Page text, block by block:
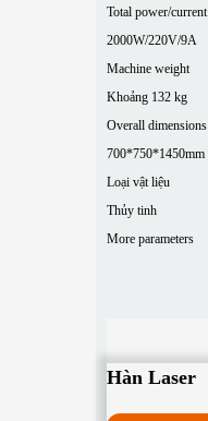
Total power/
2000W/220V/9A
Machine weight
Khoảng 132 kg
Overall dimensions
700*750*1450mm
Loại vật liệu
Thủy tinh
More parameters
Hàn Laser